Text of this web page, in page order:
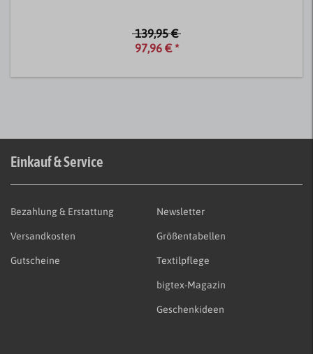
139,95 €
97,96 € *
Einkauf & Service
Bezahlung & Erstattung
Versandkosten
Gutscheine
Newsletter
Größentabellen
Textilpflege
bigtex-Magazin
Geschenkideen